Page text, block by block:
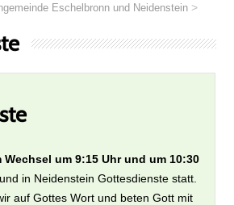
Eschelbronn und Neidenstein >
Wechsel um 9:15 Uhr und um 10:30
in Neidenstein Gottesdienste statt.
auf Gottes Wort und beten Gott mit